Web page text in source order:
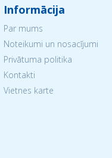
Informācija
Par mums
Noteikumi un nosacījumi
Privātuma politika
Kontakti
Vietnes karte